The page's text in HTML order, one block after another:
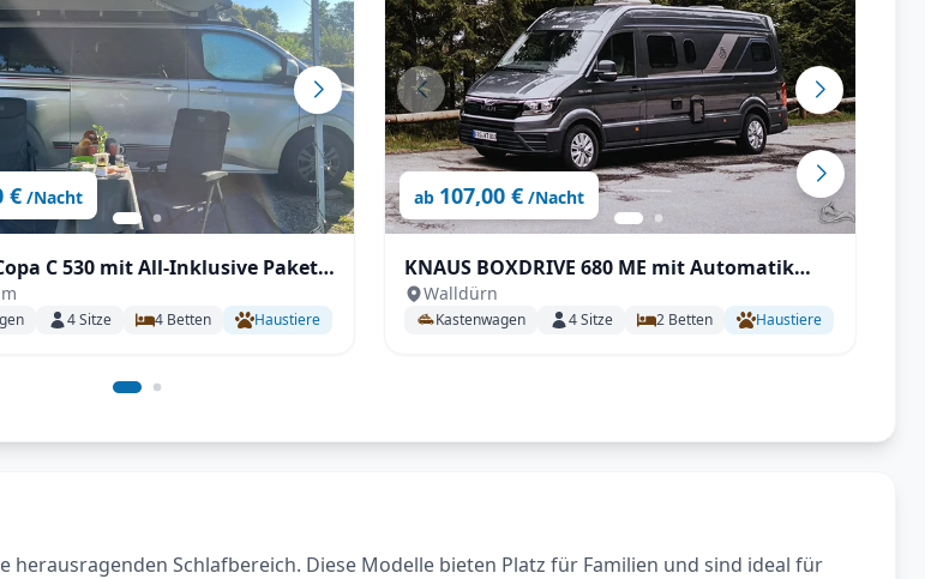
€ /Nacht
C 530 mit All-Inklusive Paket,
Aufstelldach uvm.
4Sitze 4 Betten Haustiere
ab 107,00 € /Nacht
KNAUS BOXDRIVE 680 ME mit Automatik
uvm.
Walldürn
Kastenwagen 4Sitze 2 Betten Haustiere
Schlafbereich. Diese Modelle bieten Platz für Familien und sind ideal für